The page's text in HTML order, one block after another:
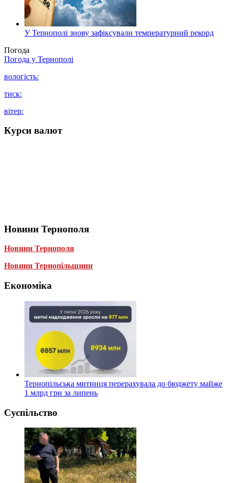
У Тернополі знову зафіксували температурний рекорд
Погода
Погода у Тернополі
вологість:
тиск:
вітер:
Курси валют
Новини Тернополя
Новини Тернополя
Новини Тернопільщини
Економіка
Тернопільська митниця перерахувала до бюджету майже
1 млрд грн за липень
Суспільство